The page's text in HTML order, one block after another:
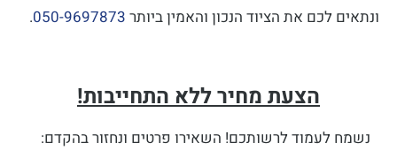
ונתאים לכם את הציוד הנכון והאמין ביותר 050-9697873
.
הצעת מחיר ללא התחייבות!
נשמח לעמוד לרשותכם! השאירו פרטים ונחזור בהקדם: